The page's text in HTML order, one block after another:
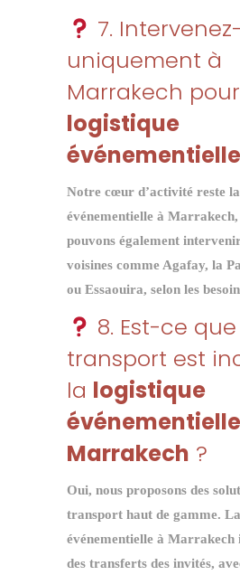
7.
uniquement à
Marrakech
logistique
événementielle
Notre cœur d’activité reste la
événementielle à Marrakech
pouvons également
voisines comme Agafay, la
ou Essaouira, selon les
8. Est-ce
transport est
la logistique
Marrakech ?
Oui, nous proposons des
transport haut de gamme. La
événementielle à Marrakech
des transferts des invités,